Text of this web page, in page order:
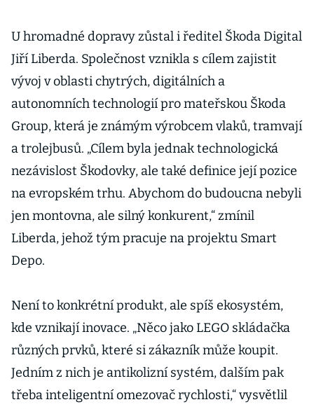
U hromadné dopravy zůstal i ředitel Škoda Digital
Jiří Liberda. Společnost vznikla s cílem zajistit
vývoj v oblasti chytrých, digitálních a
autonomních technologií pro mateřskou Škoda
Group, která je známým výrobcem vlaků, tramvají
a trolejbusů. „Cílem byla jednak technologická
nezávislost Škodovky, ale také definice její pozice
na evropském trhu. Abychom do budoucna nebyli
jen montovna, ale silný konkurent,“ zmínil
Liberda, jehož tým pracuje na projektu Smart
Depo.
Není to konkrétní produkt, ale spíš ekosystém,
kde vznikají inovace. „Něco jako LEGO skládačka
různých prvků, které si zákazník může koupit.
Jedním z nich je antikolizní systém, dalším pak
třeba inteligentní omezovač rychlosti,“ vysvětlil